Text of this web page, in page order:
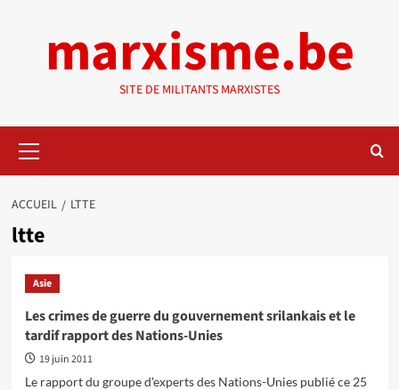
marxisme.be
SITE DE MILITANTS MARXISTES
principal
ACCUEIL LTTE
ltte
Asie
Les crimes de guerre du gouvernement srilankais et le
tardif rapport des Nations-Unies
19 juin 2011
Le rapport du groupe d'experts des Nations-Unies publié ce 25